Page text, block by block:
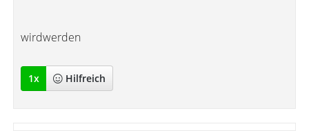
wirdwerden
1x Hilfreich